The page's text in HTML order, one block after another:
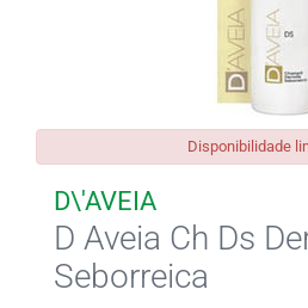
Disponibilidade
D\'AVEIA
D Aveia Ch Ds
Seborreica